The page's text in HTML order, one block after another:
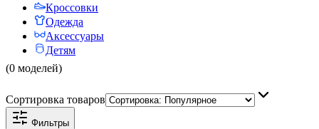
Кроссовки
Одежда
Аксессуары
Детям
(0 моделей)
Сортировка товаров
Фильтры